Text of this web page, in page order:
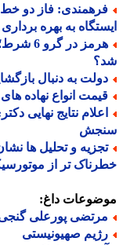
فاز دو خط سه
به بهره برداری
هرمز در
به دنبال
انواع نهاده های دامی و
و تحلیل ها نشان
تر از
داغ:
پورعلی گنجی
صهیونیستی